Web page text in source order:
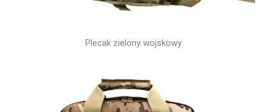
Plecak zielony wojskowy